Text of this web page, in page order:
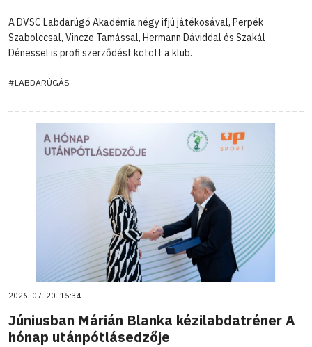
A DVSC Labdarúgó Akadémia négy ifjú játékosával, Perpék
Szabolccsal, Vincze Tamással, Hermann Dáviddal és Szakál
Dénessel is profi szerződést kötött a klub.
#LABDARÚGÁS
2026. 07. 20. 15:34
Júniusban Márián Blanka kézilabdatréner A
hónap utánpótlásedzője